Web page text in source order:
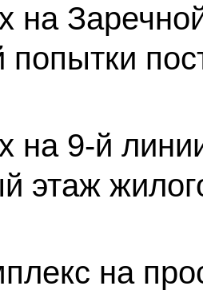
на
попытки
на 9-й
этаж
на